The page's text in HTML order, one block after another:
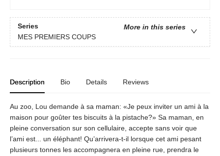
Series
More in this series
MES PREMIERS COUPS
Description Bio Details Reviews
Au zoo, Lou demande à sa maman: «Je peux inviter un ami à la
maison pour goûter tes biscuits à la pistache?» Sa maman, en
pleine conversation sur son cellulaire, accepte sans voir que
l’ami est... un éléphant! Qu’arrivera-t-il lorsque cet ami pesant
plusieurs tonnes les accompagnera en pleine rue, prendra le